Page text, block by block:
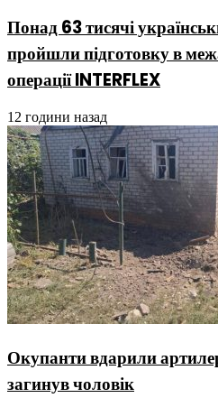
Понад 63 тисячі
пройшли підготовку в
операції INTERFLEX
12 години назад
Окупанти вдарили
загинув чоловік